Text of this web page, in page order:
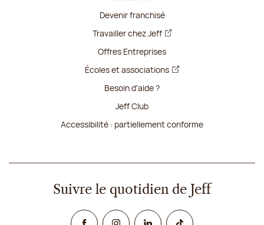
Devenir franchisé
Travailler chez Jeff
Offres Entreprises
Écoles et associations
Besoin d'aide ?
Jeff Club
Accessibilité : partiellement conforme
Suivre le quotidien de Jeff